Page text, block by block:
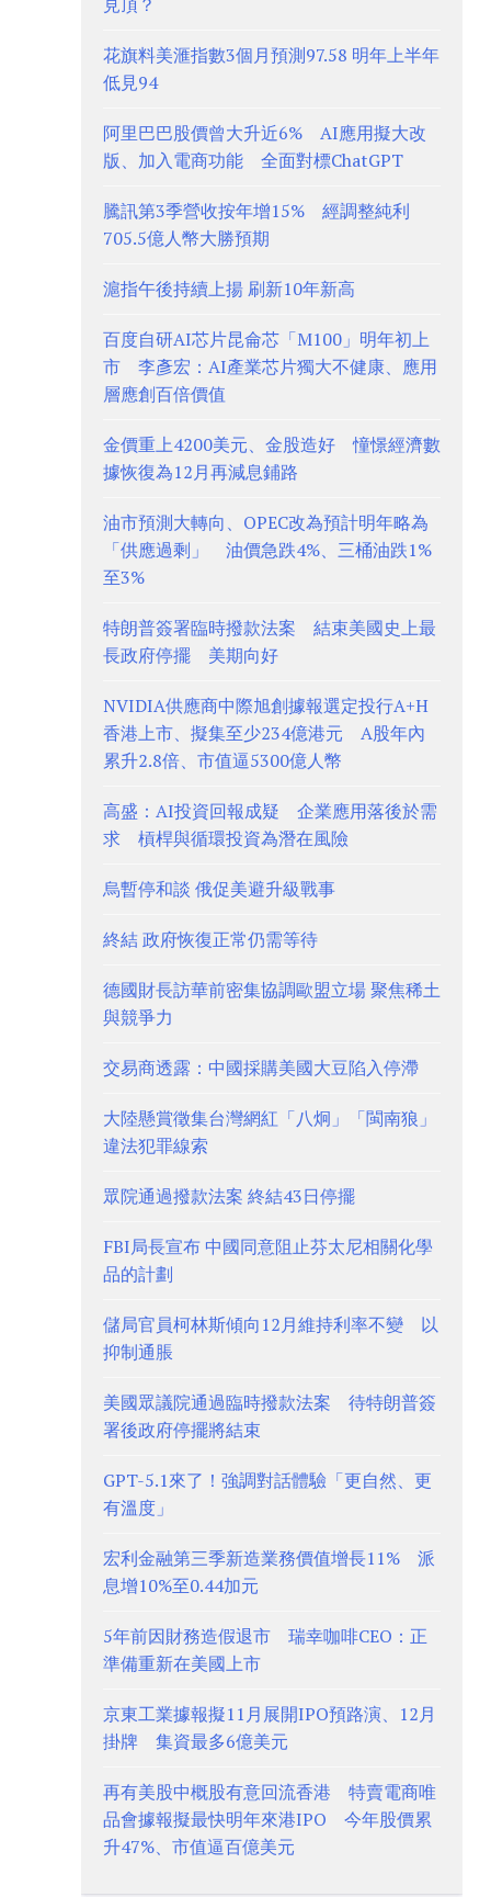
花旗料美滙指數3個月預測97.58 明年上半年
低見94
阿里巴巴股價曾大升近6% AI應用擬大改
版、加入電商功能 全面對標ChatGPT
騰訊第3季營收按年增15% 經調整純利
705.5億人幣大勝預期
滬指午後持續上揚 刷新10年新高
百度自研AI芯片昆侖芯「M100」明年初上
市 李彥宏：AI產業芯片獨大不健康、應用
層應創百倍價值
金價重上4200美元、金股造好 憧憬經濟數
據恢復為12月再減息鋪路
油市預測大轉向、OPEC改為預計明年略為
「供應過剩」 油價急跌4%、三桶油跌1%
至3%
特朗普簽署臨時撥款法案 結束美國史上最
長政府停擺 美期向好
NVIDIA供應商中際旭創據報選定投行A+H
香港上市、擬集至少234億港元 A股年內
累升2.8倍、市值逼5300億人幣
高盛：AI投資回報成疑 企業應用落後於需
求 槓桿與循環投資為潛在風險
烏暫停和談 俄促美避升級戰事
終結 政府恢復正常仍需等待
德國財長訪華前密集協調歐盟立場 聚焦稀土
與競爭力
交易商透露：中國採購美國大豆陷入停滯
大陸懸賞徵集台灣網紅「八炯」「閩南狼」
違法犯罪線索
眾院通過撥款法案 終結43日停擺
FBI局長宣布 中國同意阻止芬太尼相關化學
品的計劃
儲局官員柯林斯傾向12月維持利率不變 以
抑制通脹
美國眾議院通過臨時撥款法案 待特朗普簽
署後政府停擺將結束
GPT-5.1來了！強調對話體驗「更自然、更
有溫度」
宏利金融第三季新造業務價值增長11% 派
息增10%至0.44加元
5年前因財務造假退市 瑞幸咖啡CEO：正
準備重新在美國上市
京東工業據報擬11月展開IPO預路演、12月
掛牌 集資最多6億美元
再有美股中概股有意回流香港 特賣電商唯
品會據報擬最快明年來港IPO 今年股價累
升47%、市值逼百億美元